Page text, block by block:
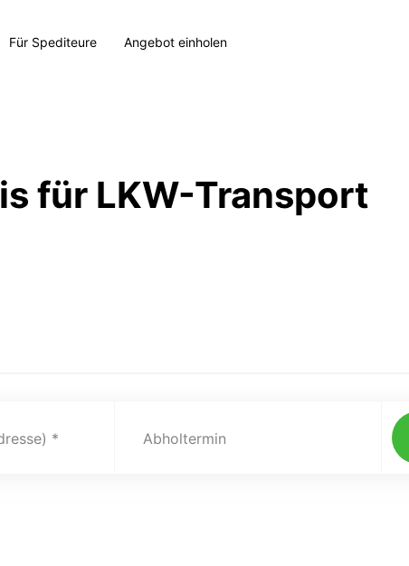
Für Spediteure Angebot einholen
für LKW-Transport
Abholtermin